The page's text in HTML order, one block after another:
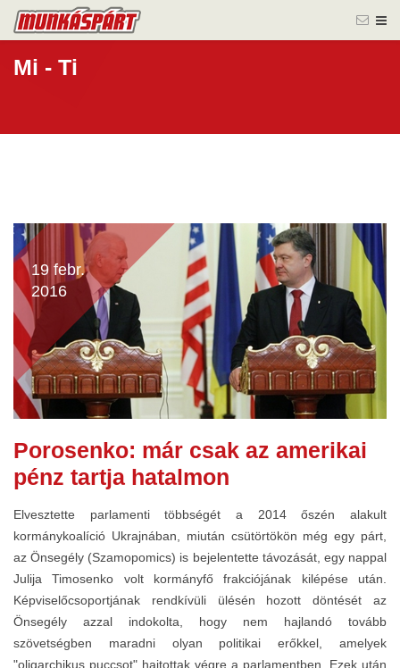
Mi - Ti
19 febr.
2016
Porosenko: már csak az amerikai
pénz tartja hatalmon
Elvesztette parlamenti többségét a 2014 őszén alakult
kormánykoalíció Ukrajnában, miután csütörtökön még egy párt,
az Önsegély (Szamopomics) is bejelentette távozását, egy nappal
Julija Timosenko volt kormányfő frakciójának kilépése után.
Képviselőcsoportjának rendkívüli ülésén hozott döntését az
Önsegély azzal indokolta, hogy nem hajlandó tovább
szövetségben maradni olyan politikai erőkkel, amelyek
"oligarchikus puccsot" hajtottak végre a parlamentben. Ezek után